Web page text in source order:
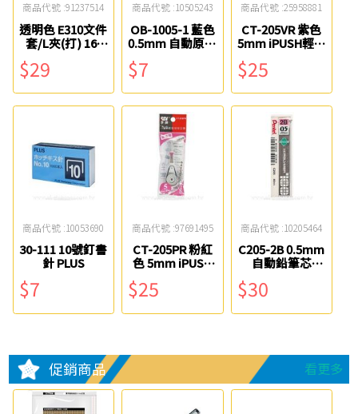
商品代號 :91237514
透明色 E310文件
套/L夾(打) 16-
$29
商品代號 :10505243
OB-1005-1 藍色
0.5mm 自動原子
$7
商品代號 :25958881
CT-205VR 紫色
5mm iPUSH輕鬆
$25
商品代號 :10053690
30-111 10號釘書
針 PLUS
$7
商品代號 :97691495
CT-205PR 粉紅
色 5mm iPUSH
輕鬆按修正內帶
$25
商品代號 :10205464
C205-2B 0.5mm
自動鉛筆芯
$30
促銷商品 看更多